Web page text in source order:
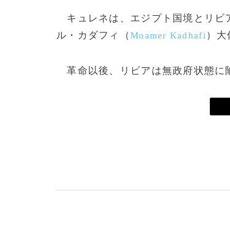
キュレネは、エジプト国境とリビ
ル・カダフィ（Moamer Kadhafi ）
革命以後、リビアは無政府状態に